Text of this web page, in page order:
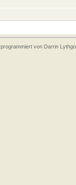
von Darrin